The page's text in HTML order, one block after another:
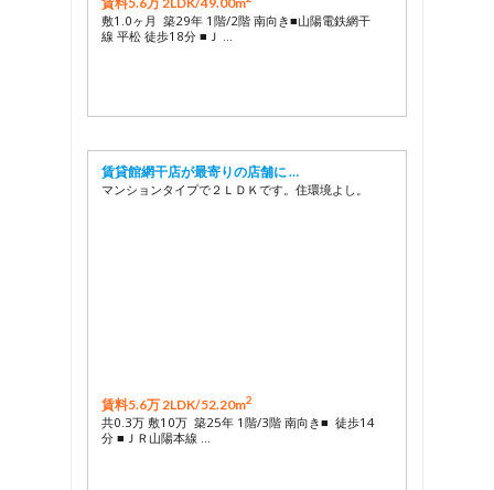
敷1.0ヶ月 築29年 1階/2階 南向き■山陽電鉄網干
線 平松 徒歩18分 ■Ｊ …
賃貸館網干店が最寄りの店舗に …
マンションタイプで２ＬＤＫです。住環境よし。
賃料5.6万 2LDK/52.20m2
共0.3万 敷10万 築25年 1階/3階 南向き■ 徒歩14
分 ■ＪＲ山陽本線 …